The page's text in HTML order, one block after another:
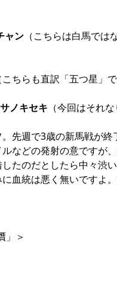
ャン （こちらは白馬で
こちらも直訳「五つ星」
ノキセキ （今回はそれ
先週で3歳の新馬戦が
などの発射の意ですが
たのだとしたら中々渋
血統は悪く無いですよ
＞